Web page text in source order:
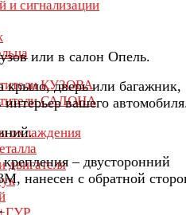
и сигнализации
КУЗОВА
САЛОНА
охлаждения
двигателя
или в салон Опель.
дверь или багажник,
вашего
– двусторонний
нанесен с обратной